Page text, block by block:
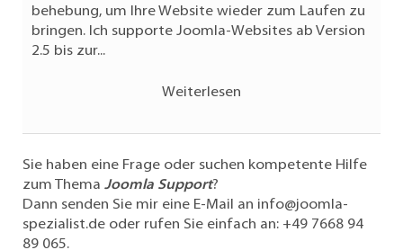
behebung, um Ihre Website wieder zum Laufen zu
bringen. Ich supporte Joomla-Websites ab Version
2.5 bis zur...
Weiterlesen
Sie haben eine Frage oder suchen kompetente Hilfe
zum Thema Joomla Support?
Dann senden Sie mir eine E-Mail an info@joomla-
spezialist.de oder rufen Sie einfach an: +49 7668 94
89 065.